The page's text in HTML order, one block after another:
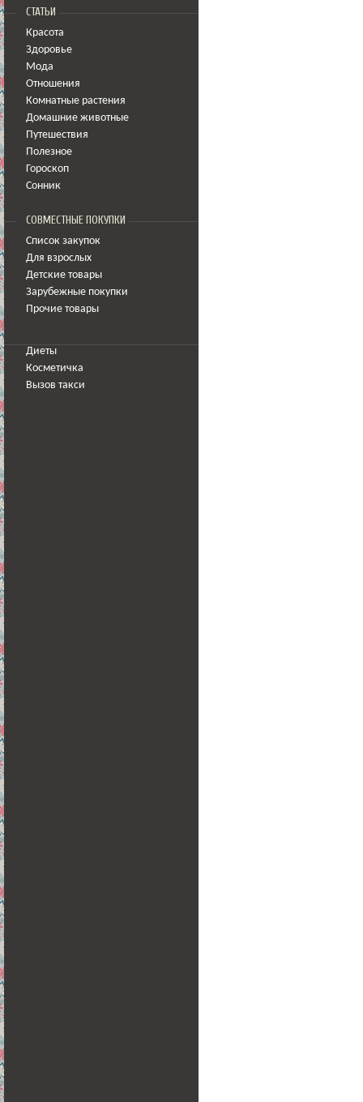
СТАТЬИ
Красота
Здоровье
Мода
Отношения
Комнатные растения
Домашние животные
Путешествия
Полезное
Гороскоп
Сонник
СОВМЕСТНЫЕ ПОКУПКИ
Список закупок
Для взрослых
Детские товары
Зарубежные покупки
Прочие товары
Диеты
Косметичка
Вызов такси